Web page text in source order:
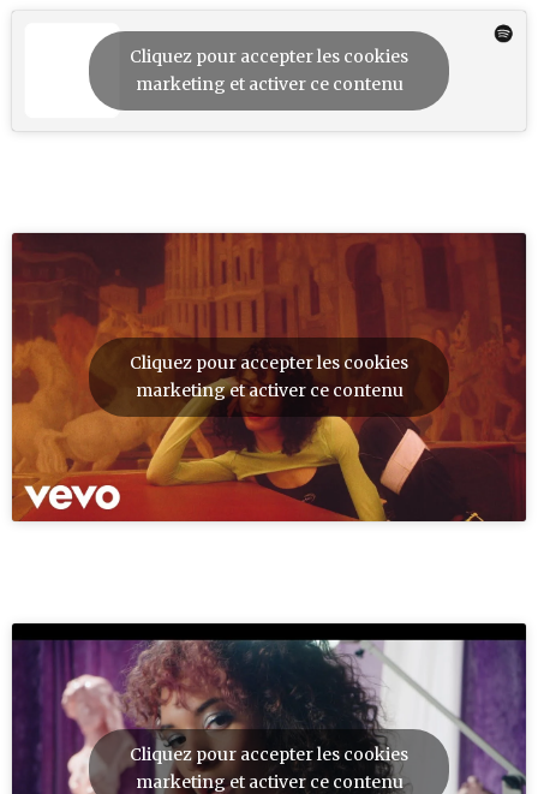
Cliquez pour accepter les cookies
marketing et activer ce contenu
Cliquez pour accepter les cookies
marketing et activer ce contenu
Cliquez pour accepter les cookies
marketing et activer ce contenu